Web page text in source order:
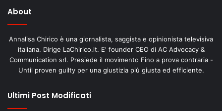
About
Annalisa Chirico è una giornalista, saggista e opinionista televisiva
italiana. Dirige LaChirico.it. E' founder CEO di AC Advocacy &
Communication srl. Presiede il movimento Fino a prova contraria -
Until proven guilty per una giustizia più giusta ed efficiente.
Ultimi Post Modificati